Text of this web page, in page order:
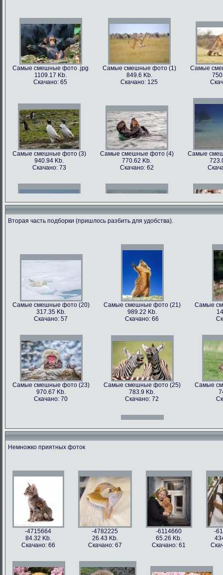
Самые смешные фото .jpg
1109.17 Kb.
Скачано: 65
Самые смешные фото (1)
849.6 Kb.
Скачано: 125
Самые
Самые смешные фото (3)
940.94 Kb.
Скачано: 73
Самые смешные фото (4)
770.62 Kb.
Скачано: 62
Самые
Самые смешные фото (9)
562.79 Kb.
Самые смешные фото (10)
899.22 Kb.
Самые
996.47 Kb.
Скачано: 71
Самые смешные фото (15)
809.97 Kb.
Скачано: 68
Самые смешные фото (16)
674.29 Kb.
Скачано: 79
Самые
Вторая часть подборки (пришлось разбить для удобства).
Самые смешные фото (20)
317.35 Kb.
Скачано: 57
Самые смешные фото (21)
989.22 Kb.
Скачано: 66
Самые
Самые смешные фото (23)
970.67 Kb.
Скачано: 70
Самые смешные фото (25)
783.9 Kb.
Скачано: 72
Самые
Самые смешные фото (27)
Скачано: 61
Самые смешные фото (28)
1158.5 Kb.
Скачано: 76
Самые
Самые смешные фото (31)
626.42 Kb.
Скачано: 77
Самые смешные фото (33)
1054 Kb.
Скачано: 85
Немножко приятных фоток
-4715664
84.32 Kb.
Скачано: 66
-4782225
26.43 Kb.
Скачано: 67
-6114660
65.26 Kb.
Скачано: 61
-